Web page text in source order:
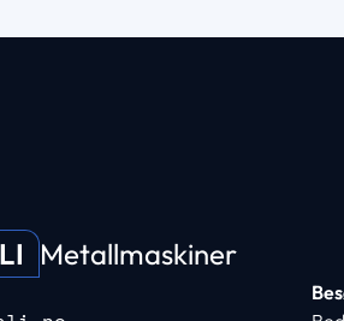
Metallmaskiner